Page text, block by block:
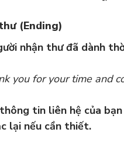
(Ending)
nhận thư đã dành
you for your time and
tin liên hệ của
lại nếu cần thiết.